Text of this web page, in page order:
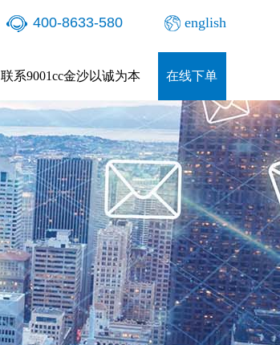
400-8633-580 english
联系9001cc金沙以诚为本 在线下单